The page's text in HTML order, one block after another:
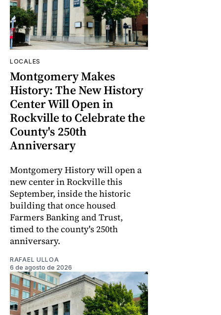
LOCALES
Montgomery Makes
History: The New History
Center Will Open in
Rockville to Celebrate the
County's 250th
Anniversary
Montgomery History will open a
new center in Rockville this
September, inside the historic
building that once housed
Farmers Banking and Trust,
timed to the county's 250th
anniversary.
RAFAEL ULLOA
6 de agosto de 2026